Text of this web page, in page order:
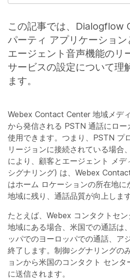
この記事では、Dialogflow
パーティ アプリケーショ
エージェント音声機能のリ
サービスの設定について理
ます。
Webex Contact Center 地域メデ
から発信される PSTN 通話にロ
使用できます。つまり、PSTN プ
リージョンに接続されている場合
により、顧客とエージェント メ
シグナリング) は、Webex
はホーム ロケーションの所在地に
地域に残り、通話品質が向上します
たとえば、Webex コンタクトセ
地域にある場合、米国での通話は
ッパでのヨーロッパでの通話、ア
終了します。制御シグナリングの
ョンから米国のコンタクト センタ
に送信されます。